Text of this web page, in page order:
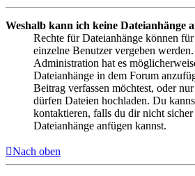
Weshalb kann ich keine Dateianhänge
Rechte für Dateianhänge können
einzelne Benutzer vergeben
Administration hat es
Dateianhänge in dem Forum
Beitrag verfassen möchtest, oder
dürfen Dateien hochladen. Du
kontaktieren, falls du dir nicht
Dateianhänge anfügen kannst.
Nach oben